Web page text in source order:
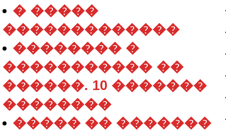
� �����
�������������
�������� �
����������� ��
������. 10 �������
��������
����� �� �������